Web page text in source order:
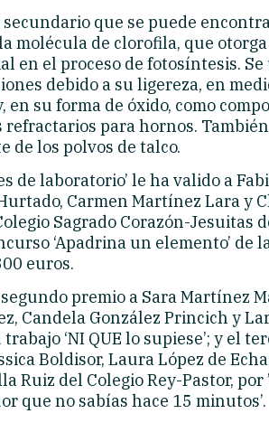
que se puede
molécula de clorofila, que
en el proceso de fotosíntesis. Se
debido a su ligereza, en
su forma de óxido, como
para hornos.
de los polvos de talco.
de laboratorio’ le ha valido a
Carmen Martínez Lara y
Sagrado Corazón-Jesuitas
‘Apadrina un elemento’ de
euros.
premio a Sara Martínez
Candela González Princich y
‘NI QUE lo supiese’; y el
Boldisor, Laura López de
Ruiz del Colegio Rey-Pastor, por
que no sabías hace 15 minutos’.